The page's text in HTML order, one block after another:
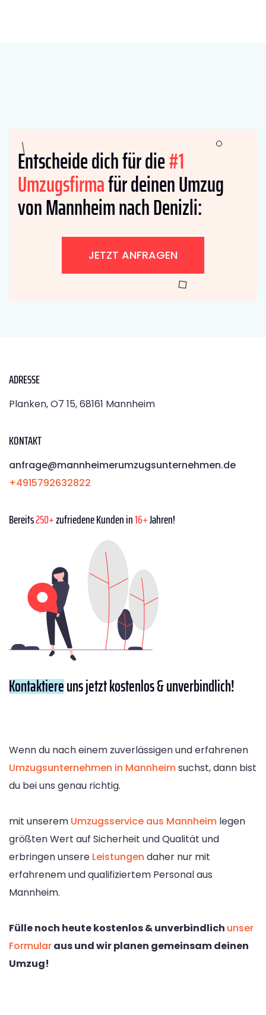
Entscheide dich für die#1
Umzugsfirmafür deinen Umzug
von Mannheim nach Denizli:
JETZT ANFRAGEN
ADRESSE
Planken, O7 15, 68161 Mannheim
KONTAKT
anfrage@mannheimerumzugsunternehmen.de
+4915792632822
Bereits250+zufriedene Kunden in16+Jahren!
Kontaktiereuns jetzt kostenlos & unverbindlich!
Wenn du nach einem zuverlässigen und erfahrenen
Umzugsunternehmen in Mannheimsuchst, dann bist
du bei uns genau richtig.
mit unserem Umzugsservice aus Mannheim legen
größten Wert auf Sicherheit und Qualität und
erbringen unsere Leistungen daher nur mit
erfahrenem und qualifiziertem Personal aus
Mannheim.
Fülle noch heute kostenlos & unverbindlich unser
Formularaus und wir planen gemeinsam deinen
Umzug!